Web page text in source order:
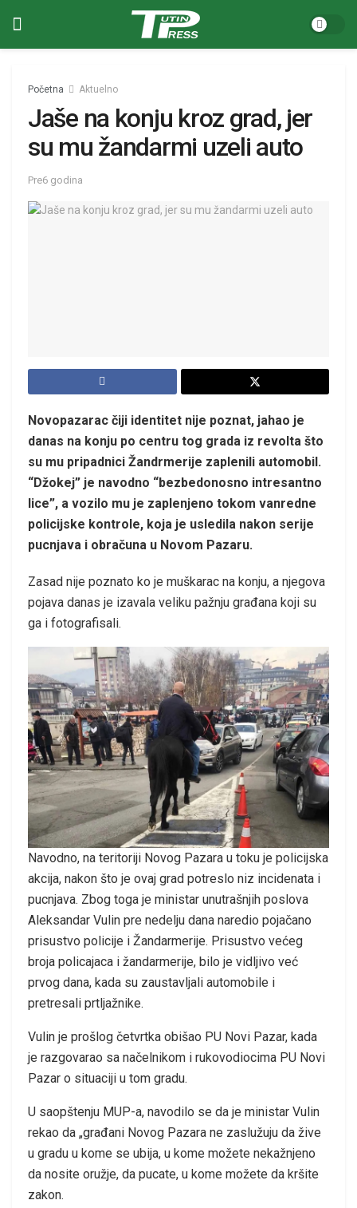
Početna Aktuelno
Jaše na konju kroz grad, jer
su mu žandarmi uzeli auto
Pre6 godina
Novopazarac čiji identitet nije poznat, jahao je
danas na konju po centru tog grada iz revolta što
su mu pripadnici Žandrmerije zaplenili automobil.
“Džokej” je navodno “bezbedonosno intresantno
lice”, a vozilo mu je zaplenjeno tokom vanredne
policijske kontrole, koja je usledila nakon serije
pucnjava i obračuna u Novom Pazaru.
Zasad nije poznato ko je muškarac na konju, a njegova
pojava danas je izavala veliku pažnju građana koji su
ga i fotografisali.
Navodno, na teritoriji Novog Pazara u toku je policijska
akcija, nakon što je ovaj grad potreslo niz incidenata i
pucnjava. Zbog toga je ministar unutrašnjih poslova
Aleksandar Vulin pre nedelju dana naredio pojačano
prisustvo policije i Žandarmerije. Prisustvo većeg
broja policajaca i žandarmerije, bilo je vidljivo već
prvog dana, kada su zaustavljali automobile i
pretresali prtljažnike.
Vulin je prošlog četvrtka obišao PU Novi Pazar, kada
je razgovarao sa načelnikom i rukovodiocima PU Novi
Pazar o situaciji u tom gradu.
U saopštenju MUP-a, navodilo se da je ministar Vulin
rekao da „građani Novog Pazara ne zaslužuju da žive
u gradu u kome se ubija, u kome možete nekažnjeno
da nosite oružje, da pucate, u kome možete da kršite
zakon.